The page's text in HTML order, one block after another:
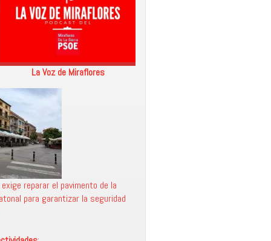
La Voz de Miraflores
exige reparar el pavimento de la
para garantizar la seguridad